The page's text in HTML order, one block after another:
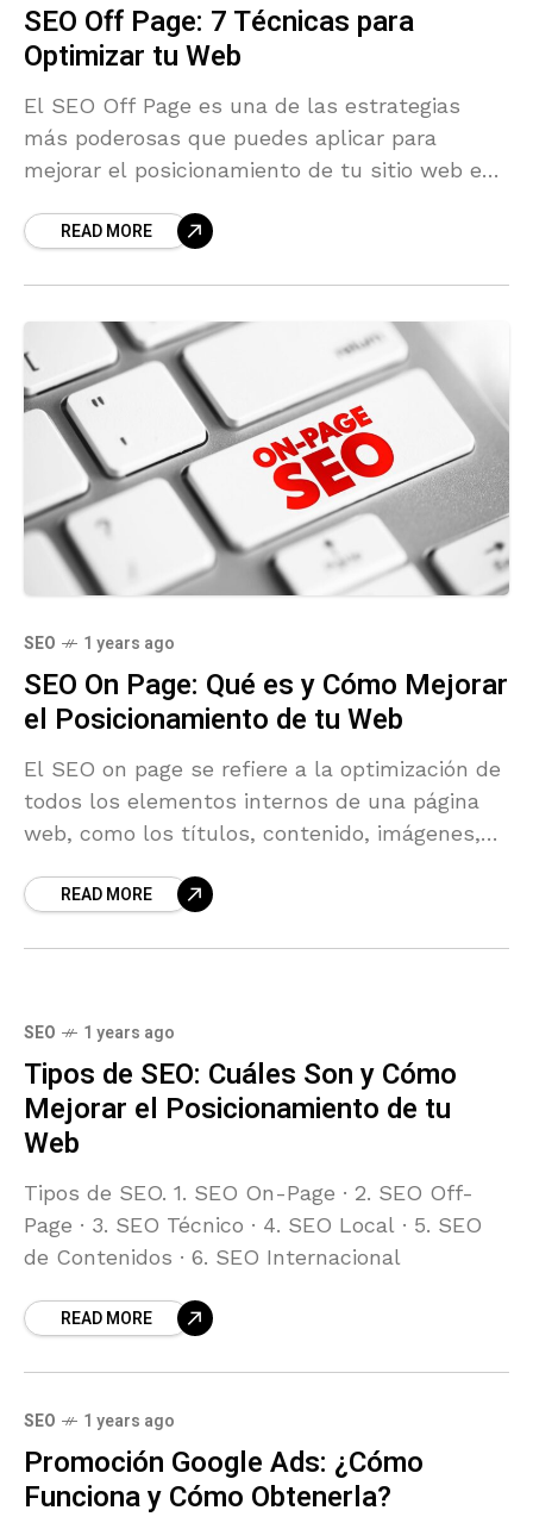
SEO Off Page: 7 Técnicas para
Optimizar tu Web
El SEO Off Page es una de las estrategias
más poderosas que puedes aplicar para
mejorar el posicionamiento de tu sitio web en
READ MORE
SEO 1 years ago
SEO On Page: Qué es y Cómo Mejorar
el Posicionamiento de tu Web
El SEO on page se refiere a la optimización de
todos los elementos internos de una página
web, como los títulos, contenido, imágenes,
READ MORE
SEO 1 years ago
Tipos de SEO: Cuáles Son y Cómo
Mejorar el Posicionamiento de tu
Web
Tipos de SEO. 1. SEO On-Page · 2. SEO Off-
Page · 3. SEO Técnico · 4. SEO Local · 5. SEO
de Contenidos · 6. SEO Internacional
READ MORE
SEO 1 years ago
Promoción Google Ads: ¿Cómo
Funciona y Cómo Obtenerla?